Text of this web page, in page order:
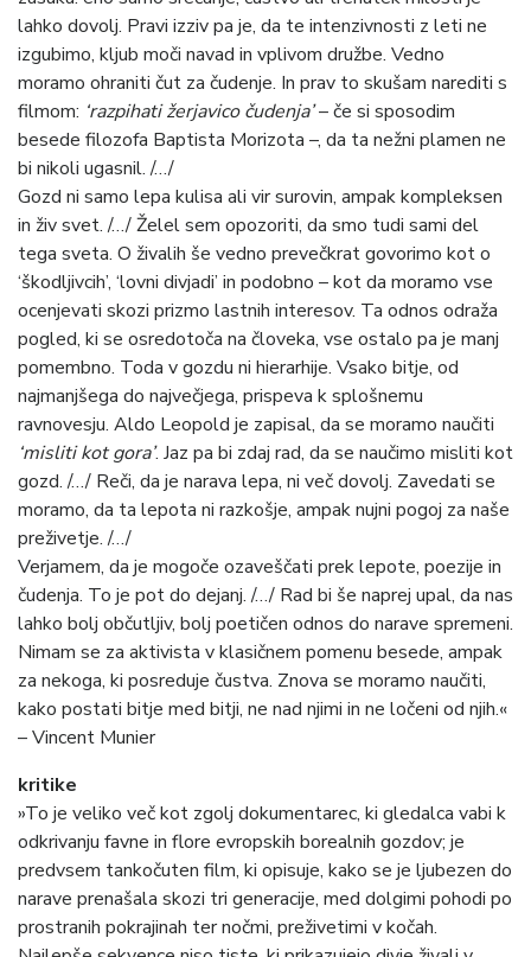
lahko dovolj. Pravi izziv pa je, da te intenzivnosti z leti ne
izgubimo, kljub moči navad in vplivom družbe. Vedno
moramo ohraniti čut za čudenje. In prav to skušam narediti s
filmom: ‘razpihati žerjavico čudenja’– če si sposodim
besede filozofa Baptista Morizota –, da ta nežni plamen ne
bi nikoli ugasnil. /…/
Gozd ni samo lepa kulisa ali vir surovin, ampak kompleksen
in živ svet. /…/ Želel sem opozoriti, da smo tudi sami del
tega sveta. O živalih še vedno prevečkrat govorimo kot o
‘škodljivcih’, ‘lovni divjadi’ in podobno – kot da moramo vse
ocenjevati skozi prizmo lastnih interesov. Ta odnos odraža
pogled, ki se osredotoča na človeka, vse ostalo pa je manj
pomembno. Toda v gozdu ni hierarhije. Vsako bitje, od
najmanjšega do največjega, prispeva k splošnemu
ravnovesju. Aldo Leopold je zapisal, da se moramo naučiti
‘misliti kot gora’. Jaz pa bi zdaj rad, da se naučimo misliti kot
gozd. /…/ Reči, da je narava lepa, ni več dovolj. Zavedati se
moramo, da ta lepota ni razkošje, ampak nujni pogoj za naše
preživetje. /…/
Verjamem, da je mogoče ozaveščati prek lepote, poezije in
čudenja. To je pot do dejanj. /…/ Rad bi še naprej upal, da nas
lahko bolj občutljiv, bolj poetičen odnos do narave spremeni.
Nimam se za aktivista v klasičnem pomenu besede, ampak
za nekoga, ki posreduje čustva. Znova se moramo naučiti,
kako postati bitje med bitji, ne nad njimi in ne ločeni od njih.«
– Vincent Munier
kritike
»To je veliko več kot zgolj dokumentarec, ki gledalca vabi k
odkrivanju favne in flore evropskih borealnih gozdov; je
predvsem tankočuten film, ki opisuje, kako se je ljubezen do
narave prenašala skozi tri generacije, med dolgimi pohodi po
prostranih pokrajinah ter nočmi, preživetimi v kočah.